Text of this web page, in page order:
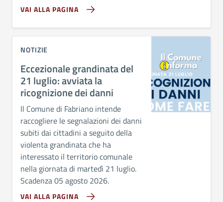
VAI ALLA PAGINA
NOTIZIE
Eccezionale grandinata del
21 luglio: avviata la
ricognizione dei danni
Il Comune di Fabriano intende
raccogliere le segnalazioni dei danni
subiti dai cittadini a seguito della
violenta grandinata che ha
interessato il territorio comunale
nella giornata di martedì 21 luglio.
Scadenza 05 agosto 2026.
VAI ALLA PAGINA